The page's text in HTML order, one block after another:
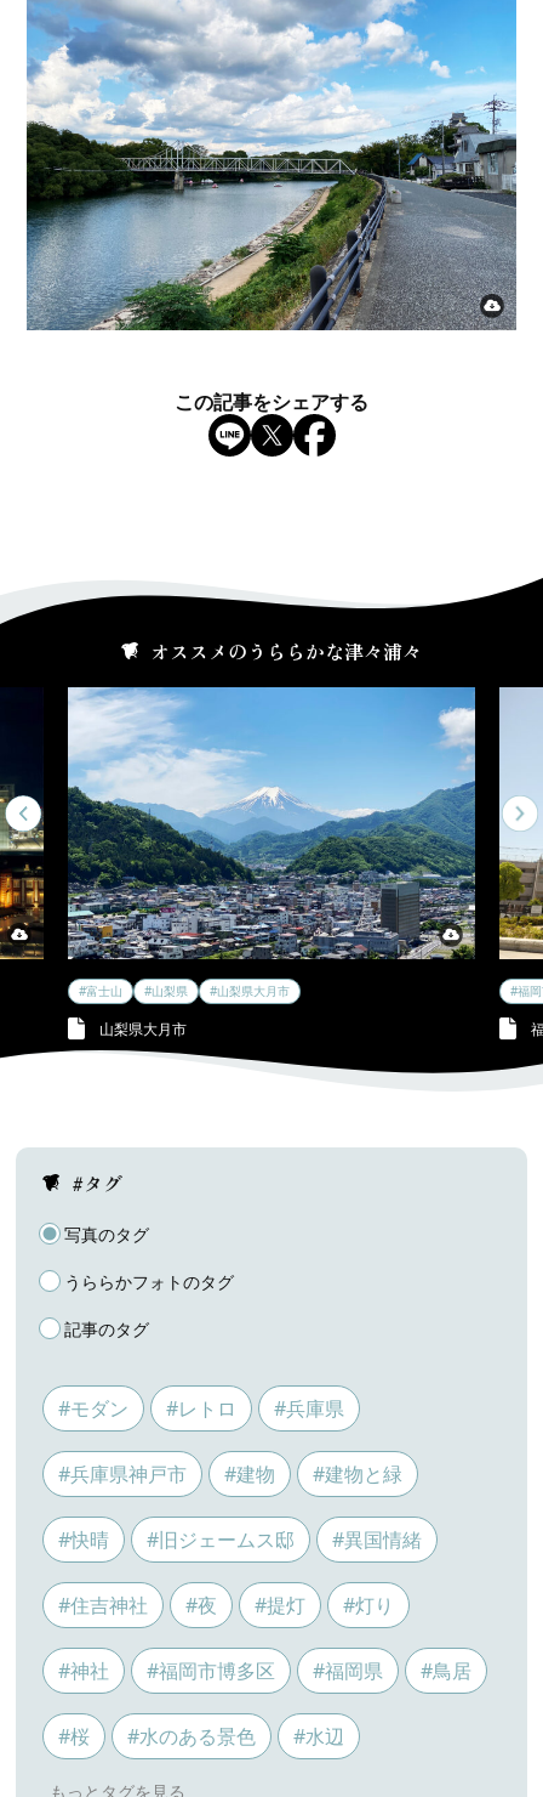
この記事をシェアする
オススメのうららかな津々浦々
#富士山 #山梨県 #山梨県大月市
山梨県大月市
#福
#タグ
写真のタグ
うららかフォトのタグ
記事のタグ
#モダン #レトロ #兵庫県
#兵庫県神戸市 #建物 #建物と緑
#快晴 #旧ジェームス邸 #異国情緒
#住吉神社 #夜 #提灯 #灯り
#神社 #福岡市博多区 #福岡県 #鳥居
#桜 #水のある景色 #水辺